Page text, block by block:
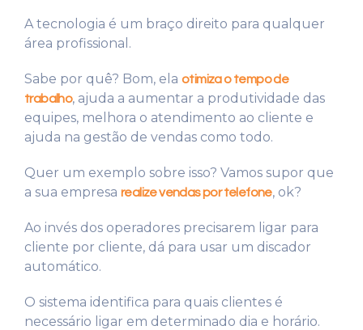
A tecnologia é um braço direito para qualquer
área profissional.
Sabe por quê? Bom, ela otimiza o tempo de
trabalho, ajuda a aumentar a produtividade das
equipes, melhora o atendimento ao cliente e
ajuda na gestão de vendas como todo.
Quer um exemplo sobre isso? Vamos supor que
a sua empresa realize vendas por telefone, ok?
Ao invés dos operadores precisarem ligar para
cliente por cliente, dá para usar um discador
automático.
O sistema identifica para quais clientes é
necessário ligar em determinado dia e horário.